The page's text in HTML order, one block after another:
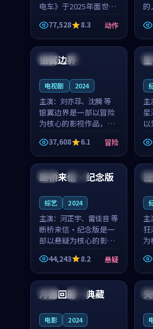
电车》于2025年面世，
日本的城市气质与渔村
故事的人物心境共同构
筑了影片基调。周怀
风、应南风用细腻的表
演撑起整部动作电影，
77,528 8.3 动作
的
世
小
同
表
美国 院线
银翼边界
电视剧 2024
主演： 刘亦菲、沈腾 等
银翼边界是一部以冒险
为核心的影视作品，围
绕危机、反转与人物成
长展开，整体节奏紧
凑，值得推荐观看。
37,608 6.1 冒险
中
主
以
品
人
奏
中国 独播
断桥来信·纪念版
综艺 2024
主演： 河正宇、雷佳音 等
断桥来信·纪念版是一
部以悬疑为核心的影视
作品，围绕危机、反转
与人物成长展开，整体
节奏紧凑，值得推荐观
看。
44,243 8.2 悬疑
英
主
为
绕
长
凑
泰国 院线
月面回廊·典藏
电影 2024
中